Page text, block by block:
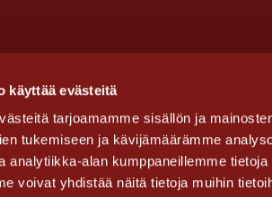
käyttää evästeitä
tarjoamamme sisällön ja
tukemiseen ja kävijämäärämme
analytiikka-alan kumppaneillemme
voivat yhdistää näitä tietoja muihin